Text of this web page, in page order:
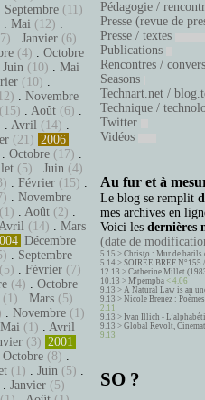
Septembre (11)
. Mai (12) .
. Janvier (6)
(4) . Octobre
Juin (10) . Mai
(10) .
. Novembre
(15) . Août (6) .
. Avril (14) .
(21) 2006
. Octobre (17) .
(5) . Juin (4)
. Février (15) .
. Novembre
(1) . Août (2) .
(14) . Mars
Décembre
. Septembre
(5) . Février (7)
(4) . Octobre
(1) . Mars (5) .
. Novembre (1)
Mai (1) . Avril
(3) 2001
Octobre (8) .
(1) . Juin (5) .
. Janvier (5)
Pédagogie /
Presse (revue de
Presse / textes
Publications
Rencontres /
Seasons
Technart.net /
Technique /
Twitter
Vidéos
Au fur et à
Le blog se remplit
mes archives en
Voici les dernières
(date de
5.15 > Christo : Mur de barils
5.14 > SOIRÉE BREF
12.13 > Catherine Millet
10.13 > M'pempba < 4.06
9.13 > A Natural Law is an
9.13 > Nicole Brenez :
2.11
9.13 > Ivan Illich -
9.13 > Global Revolt,
9.13
SO ?